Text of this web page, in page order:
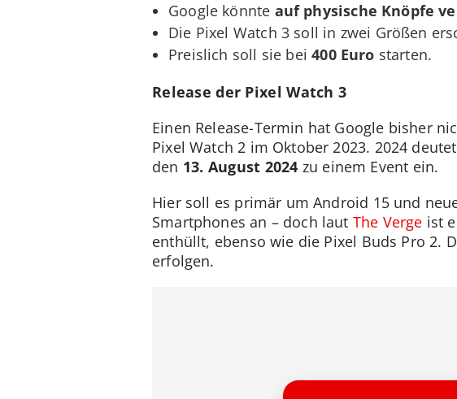
Google könnte auf physische Knöpfe
Die Pixel Watch 3 soll in zwei Größen
Preislich soll sie bei 400 Euro starten.
Release der Pixel Watch 3
Einen Release-Termin hat Google bisher
Pixel Watch 2 im Oktober 2023. 2024
den 13. August 2024 zu einem Event ein.
Hier soll es primär um Android 15 und
Smartphones an – doch laut The Verge ist
enthüllt, ebenso wie die Pixel Buds Pro 2.
erfolgen.